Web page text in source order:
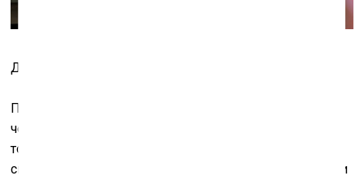
Даниэль Либескинд и Раминта Юренайте
Первая из них – это поиски сути и универсальности
через пейзаж, который порой абстрагируется в какой-
то архетипический знак. Другая тема – это
свойственный литовцам интерес к большим драмам и